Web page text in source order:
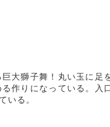
大獅子舞！丸い玉に足
作りになっている。入
いる。